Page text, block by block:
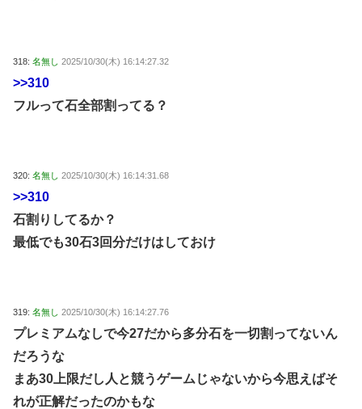
318: 名無し 2025/10/30(木) 16:14:27.32
>>310
フルって石全部割ってる？
320: 名無し 2025/10/30(木) 16:14:31.68
>>310
石割りしてるか？
最低でも30石3回分だけはしておけ
319: 名無し 2025/10/30(木) 16:14:27.76
プレミアムなしで今27だから多分石を一切割ってないん
だろうな
まあ30上限だし人と競うゲームじゃないから今思えばそ
れが正解だったのかもな